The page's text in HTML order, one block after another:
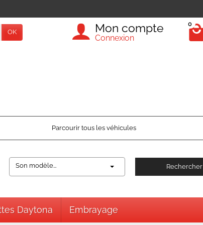
OK Mon compte
Connexion
0
Parcourir tous les véhicules
Son modèle... Rechercher
Daytona Embrayage